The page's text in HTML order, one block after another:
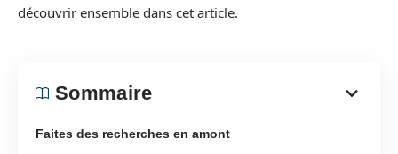
découvrir ensemble dans cet article.
Sommaire
Faites des recherches en amont